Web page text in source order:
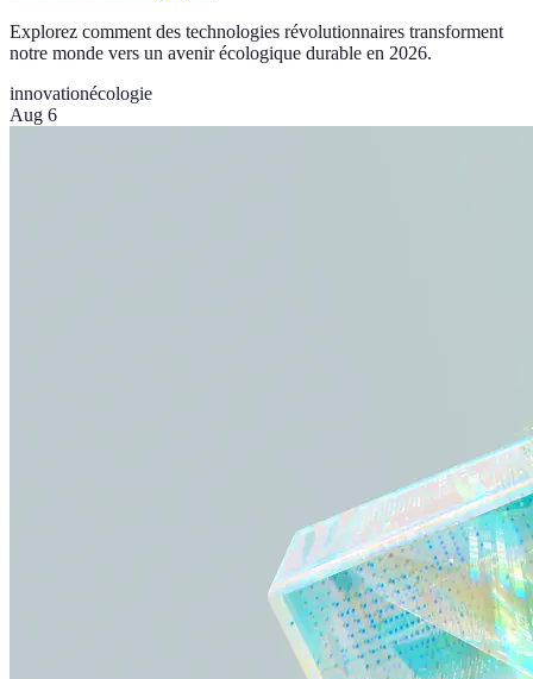
Explorez comment des technologies révolutionnaires transforment
notre monde vers un avenir écologique durable en 2026.
innovationécologie
Aug 6